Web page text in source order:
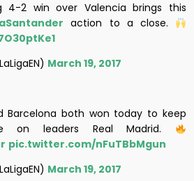
4-2 win over Valencia brings this
action to a close.
March 19, 2017
Barcelona both won today to keep
on leaders Real Madrid.
pic.twitter.com/nFuTBbMgun
March 19, 2017